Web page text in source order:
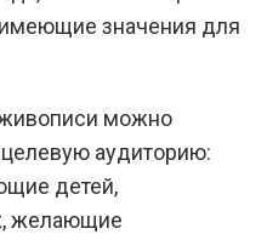
значения для
можно
аудиторию:
детей,
желающие